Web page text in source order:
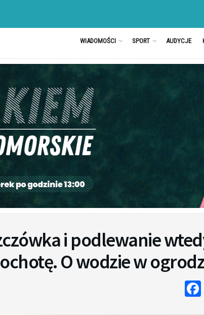
WIADOMOŚCI SPORT AUDYCJE
i podlewanie
O wodzie w